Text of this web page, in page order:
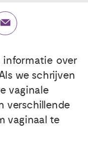
informatie over
we schrijven
vaginale
verschillende
vaginaal te